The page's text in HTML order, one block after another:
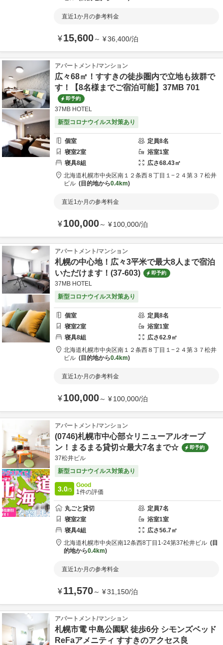
直近1か月の参考料金
¥15,600～ ¥36,400/泊
アパートメント/マンション
広々68㎡！すすきの徒歩圏内で立地も抜群で
す！【8名様までご宿泊可能】37MB 701
即予約
37MB HOTEL
新型コロナウイルス対策あり
個室 定員8名
寝室2室 浴室1室
寝具8組 広さ68.43㎡
北海道札幌市中央区南１２条西８丁目１−２４第３７松井
ビル
目的地から0.4km
直近1か月の参考料金
¥100,000～ ¥100,000/泊
アパートメント/マンション
札幌の中心地！広々3平米で最大8人まで宿泊
いただけます！(37-603)
即予約
37MB HOTEL
新型コロナウイルス対策あり
個室 定員8名
寝室2室 浴室1室
寝具8組 広さ62.9㎡
北海道札幌市中央区南１２条西８丁目１−２４第３７松井
ビル
目的地から0.4km
直近1か月の参考料金
¥100,000～ ¥100,000/泊
アパートメント/マンション
(0746)札幌市中心部☆リニューアルオープ
ン！まるまる貸切☆最大7名まで☆
即予約
37松井ビル
新型コロナウイルス対策あり
3.0/5
Good
1件の評価
丸ごと貸切 定員7名
寝室2室 浴室1室
寝具4組 広さ56.7㎡
北海道札幌市中央区南12条西8丁目1-24第37松井ビル
目
的地から0.4km
直近1か月の参考料金
¥11,570～ ¥31,150/泊
アパートメント/マンション
札幌市電 中島公園駅 徒歩6分 シモンズベッド
ReFaアメニティ すすきのアクセス良